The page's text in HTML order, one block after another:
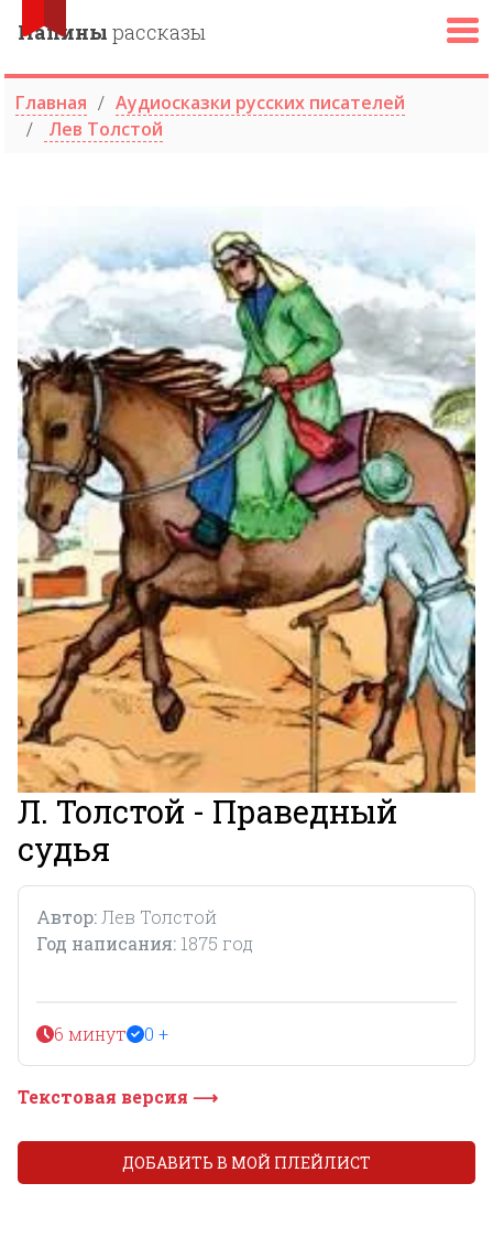
Папины рассказы
Главная
Аудиосказки русских писателей
Лев Толстой
Л. Толстой - Праведный
судья
Автор: Лев Толстой
Год написания: 1875 год
6 минут 0 +
Текстовая версия ⟶
ДОБАВИТЬ В МОЙ ПЛЕЙЛИСТ